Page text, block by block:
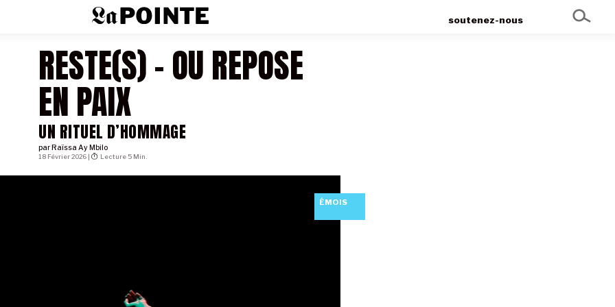
soutenez-nous
RESTE(S) - OU REPOSE
EN PAIX
UN RITUEL D’HOMMAGE
ÉMOIS
par Raïssa Ay Mbilo
18 Février 2026 | Lecture 5 Min.